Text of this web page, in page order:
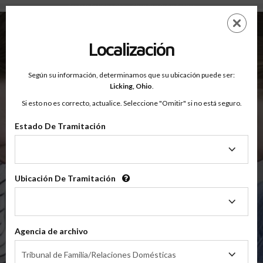
Condado De Licking, Ohio — Clases Para Padres En Línea
EN
OnlineParentingPrograms.com
Condado De Licking, Ohio
Tribunal de Apelaciones del Quinto Distrito
$49.99
(Clase Básica De Crianza Compartida)
Localización
Según su información, determinamos que su ubicación puede ser:
Licking, Ohio.
Si esto no es correcto, actualice. Seleccione "Omitir" si no está seguro.
Estado De Tramitación
Tramitación
Ubicación De Tramitación
Tramitación
Agencia de archivo
Tribunal de Familia/Relaciones Domésticas
de